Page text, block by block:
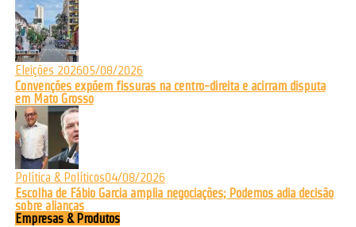
Eleições 202605/08/2026
Convenções expõem fissuras na centro-direita e acirram disputa
em Mato Grosso
Política & Políticos04/08/2026
Escolha de Fábio Garcia amplia negociações; Podemos adia decisão
sobre alianças
Empresas & Produtos